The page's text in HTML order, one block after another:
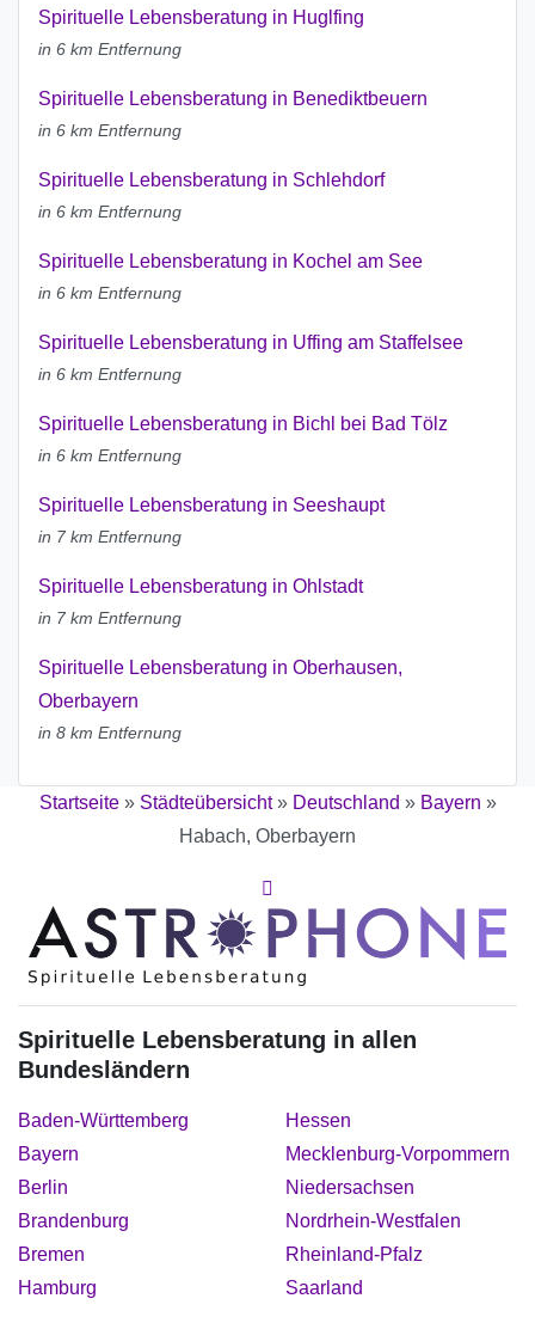
Spirituelle Lebensberatung in Huglfing
in 6 km Entfernung
Spirituelle Lebensberatung in Benediktbeuern
in 6 km Entfernung
Spirituelle Lebensberatung in Schlehdorf
in 6 km Entfernung
Spirituelle Lebensberatung in Kochel am See
in 6 km Entfernung
Spirituelle Lebensberatung in Uffing am Staffelsee
in 6 km Entfernung
Spirituelle Lebensberatung in Bichl bei Bad Tölz
in 6 km Entfernung
Spirituelle Lebensberatung in Seeshaupt
in 7 km Entfernung
Spirituelle Lebensberatung in Ohlstadt
in 7 km Entfernung
Spirituelle Lebensberatung in Oberhausen,
Oberbayern
in 8 km Entfernung
Startseite» Städteübersicht» Deutschland » Bayern »
Habach, Oberbayern
Spirituelle Lebensberatung in allen
Bundesländern
Baden-Württemberg
Bayern
Berlin
Brandenburg
Bremen
Hamburg
Hessen
Mecklenburg-Vorpommern
Niedersachsen
Nordrhein-Westfalen
Rheinland-Pfalz
Saarland